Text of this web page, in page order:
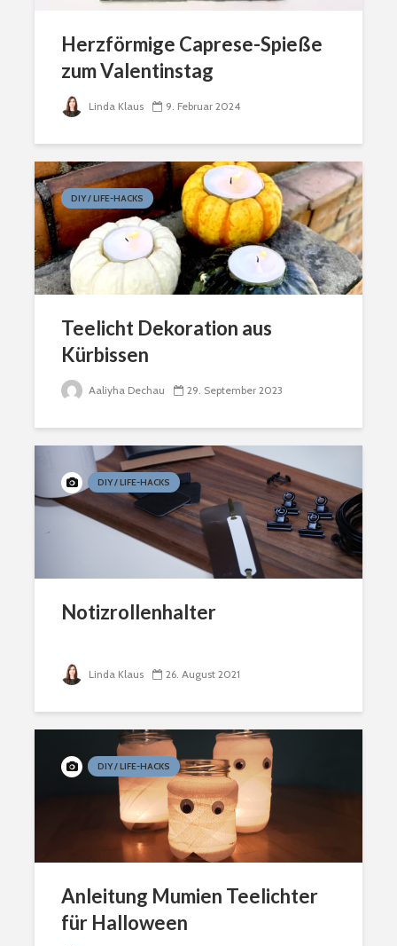
Herzförmige Caprese-Spieße
zum Valentinstag
Linda Klaus 9. Februar 2024
DIY / LIFE-HACKS
Teelicht Dekoration aus
Kürbissen
Aaliyha Dechau 29. September 2023
DIY / LIFE-HACKS
Notizrollenhalter
Linda Klaus 26. August 2021
DIY / LIFE-HACKS
Anleitung Mumien Teelichter
für Halloween